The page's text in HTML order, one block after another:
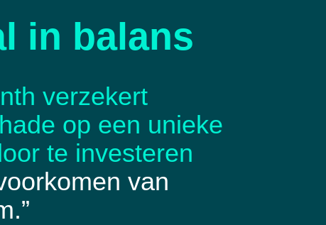
in balans
verzekert
op een unieke
te investeren
van